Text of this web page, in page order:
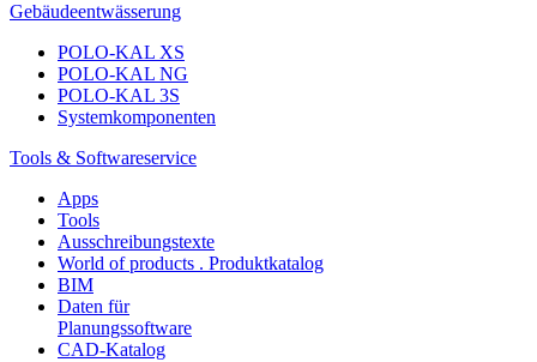
Gebäudeentwässerung
POLO-KAL XS
POLO-KAL NG
POLO-KAL 3S
Systemkomponenten
Tools & Softwareservice
Apps
Tools
Ausschreibungstexte
World of products . Produktkatalog
BIM
Daten für
Planungssoftware
CAD-Katalog